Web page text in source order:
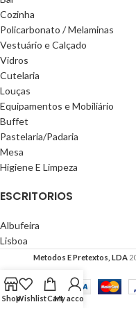
Cozinha
Policarbonato / Melaminas
Vestuário e Calçado
Vidros
Cutelaria
Louças
Equipamentos e Mobiliário
Buffet
Pastelaria/Padaria
Mesa
Higiene E Limpeza
ESCRITORIOS
Albufeira
Lisboa
Metodos E Pretextos, LDA
ShopWishlistCartMy account